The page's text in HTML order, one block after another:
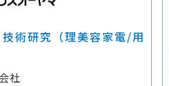
技術研究（理美容家電/用
社